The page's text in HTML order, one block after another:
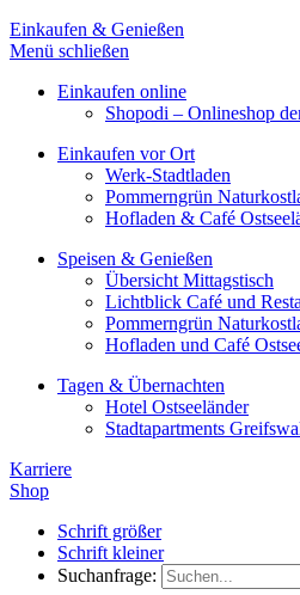
Einkaufen & Genießen
Menü schließen
Einkaufen online
Shopodi – Onlineshop
Einkaufen vor Ort
Werk-Stadtladen
Pommerngrün
Hofladen & Café
Speisen & Genießen
Übersicht Mittagstisch
Lichtblick Café und
Pommerngrün
Hofladen und Café
Tagen & Übernachten
Hotel Ostseeländer
Stadtapartments
Karriere
Shop
Schrift größer
Schrift kleiner
Suchanfrage: